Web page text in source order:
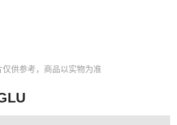
仅供参考，商品以实物为准